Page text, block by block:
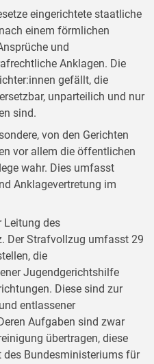
eingerichtete staatliche
einem förmlichen
und
Anklagen. Die
gefällt, die
unparteilich und nur
sind.
von den Gerichten
vor allem die öffentlichen
wahr. Dies umfasst
Anklagevertretung im
Leitung des
Der Strafvollzug umfasst 29
die
Jugendgerichtshilfe
Diese sind zur
entlassener
Aufgaben sind zwar
übertragen, diese
Bundesministeriums für